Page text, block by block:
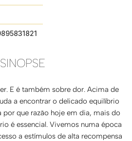
SINOPSE
E é também sobre dor. Acima de
a encontrar o delicado equilíbrio
por que razão hoje em dia, mais do
é essencial. Vivemos numa época
a estímulos de alta recompensa